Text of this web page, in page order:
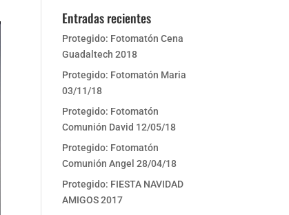
Entradas recientes
Protegido: Fotomatón Cena
Guadaltech 2018
Protegido: Fotomatón Maria
03/11/18
Protegido: Fotomatón
Comunión David 12/05/18
Protegido: Fotomatón
Comunión Angel 28/04/18
Protegido: FIESTA NAVIDAD
AMIGOS 2017